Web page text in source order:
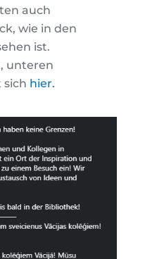
auch
wie in den
ist.
unteren
sich hier.